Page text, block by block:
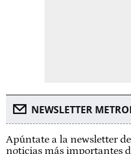
NEWSLETTER
Apúntate a la newsletter
noticias más importantes